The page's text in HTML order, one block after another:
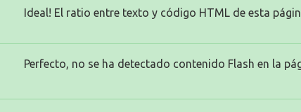
Ideal! El ratio entre texto y código HTML de esta
Perfecto, no se ha detectado contenido Flash en la